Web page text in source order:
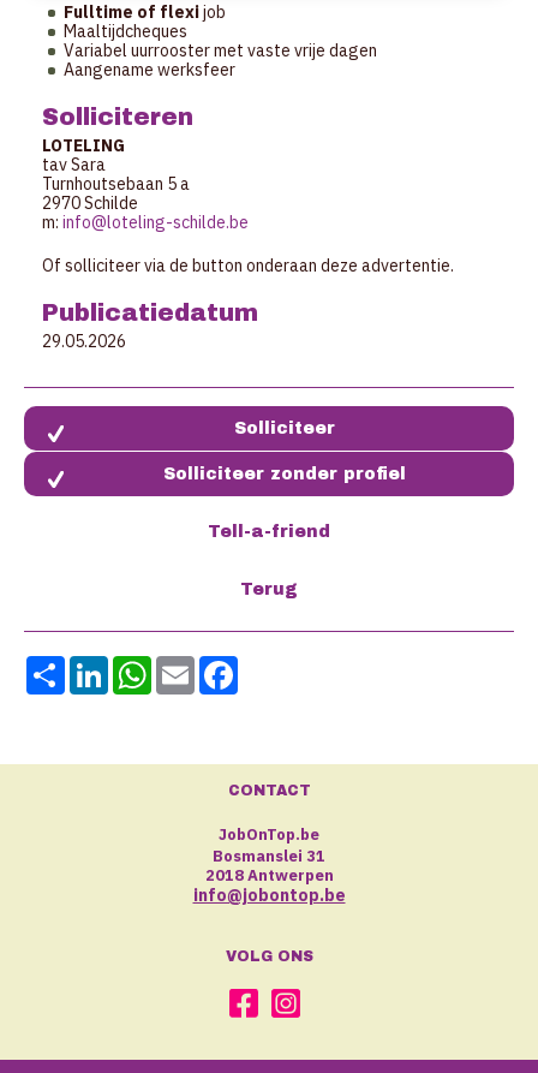
Fulltime of flexijob
Maaltijdcheques
Variabel uurrooster met vaste vrije dagen
Aangename werksfeer
Solliciteren
LOTELING
tav Sara
Turnhoutsebaan 5 a
2970 Schilde
m: info@loteling-schilde.be
Of solliciteer via de button onderaan deze advertentie.
Publicatiedatum
29.05.2026
Solliciteer zonder profiel
Share LinkedInWhatsApp
Email
CONTACT
JobOnTop.be
Bosmanslei 31
2018 Antwerpen
info@jobontop.be
VOLG ONS